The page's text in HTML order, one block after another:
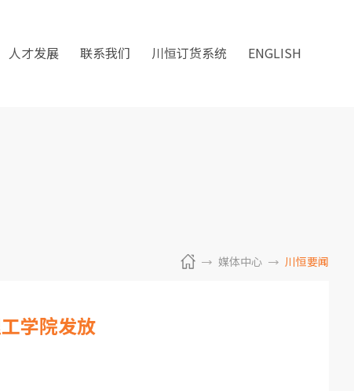
人才发展 联系我们 川恒订货系统 ENGLISH
媒体中心 川恒要闻
学院发放